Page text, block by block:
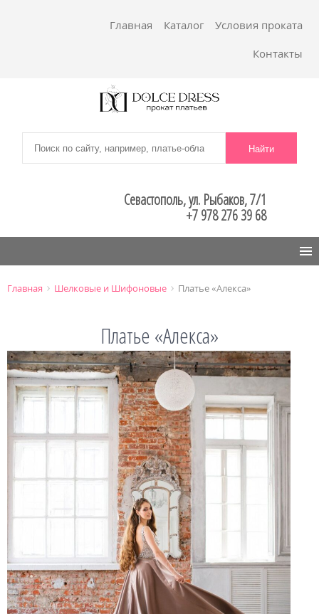
Главная Каталог
Условия проката
Контакты
Севастополь, ул. Рыбаков, 7/1
+7 978 276 39 68
Главная › Шелковые и Шифоновые › Платье «Алекса»
Платье «Алекса»